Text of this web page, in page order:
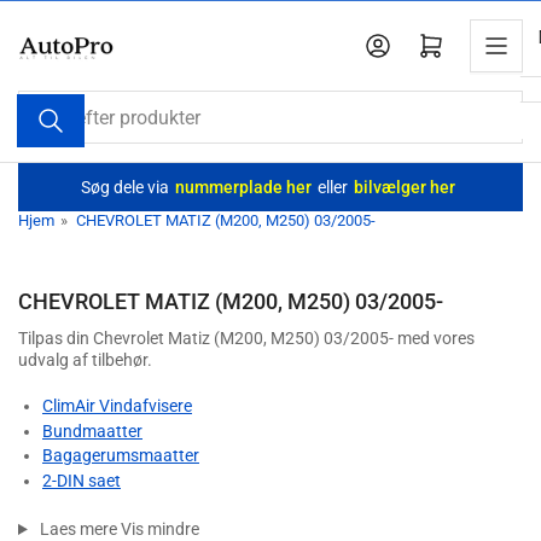
Søg
efter
produkter
Log ind Åbn mini-indkøbskurv
Søg dele via nummerplade her eller bilvælger her
Hjem » CHEVROLET MATIZ (M200, M250) 03/2005-
CHEVROLET MATIZ (M200, M250) 03/2005-
Tilpas din Chevrolet Matiz (M200, M250) 03/2005- med vores
udvalg af tilbehør.
ClimAir Vindafvisere
Bundmaatter
Bagagerumsmaatter
2-DIN saet
Laes mereVis mindre